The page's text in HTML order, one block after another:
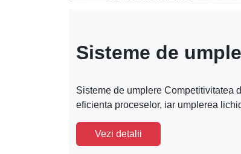
Sisteme de
Sisteme de umplere Competitivitatea
eficienta proceselor, iar umplerea
Vezi detalii